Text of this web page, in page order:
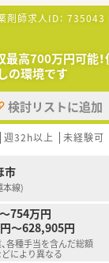
況について】
の立地に位置してお
約50枚ほど応需してい
師2名と非常勤薬剤師
名在籍して業務を支え
18時までとなっており
リをつけた働き方が実
】
師として長期的に活
700万円を目指せる魅力
勤務体系で無理なく働
年収】
年収480万円からのスタ
た評価を行い最高700万
剤師求人ID： 735043
最高700万円可能
の環境です
検討リストに追加
週32h以上 未経験可
市
本線)
754万円
～628,905円
各種手当を含んだ総額
により異なる